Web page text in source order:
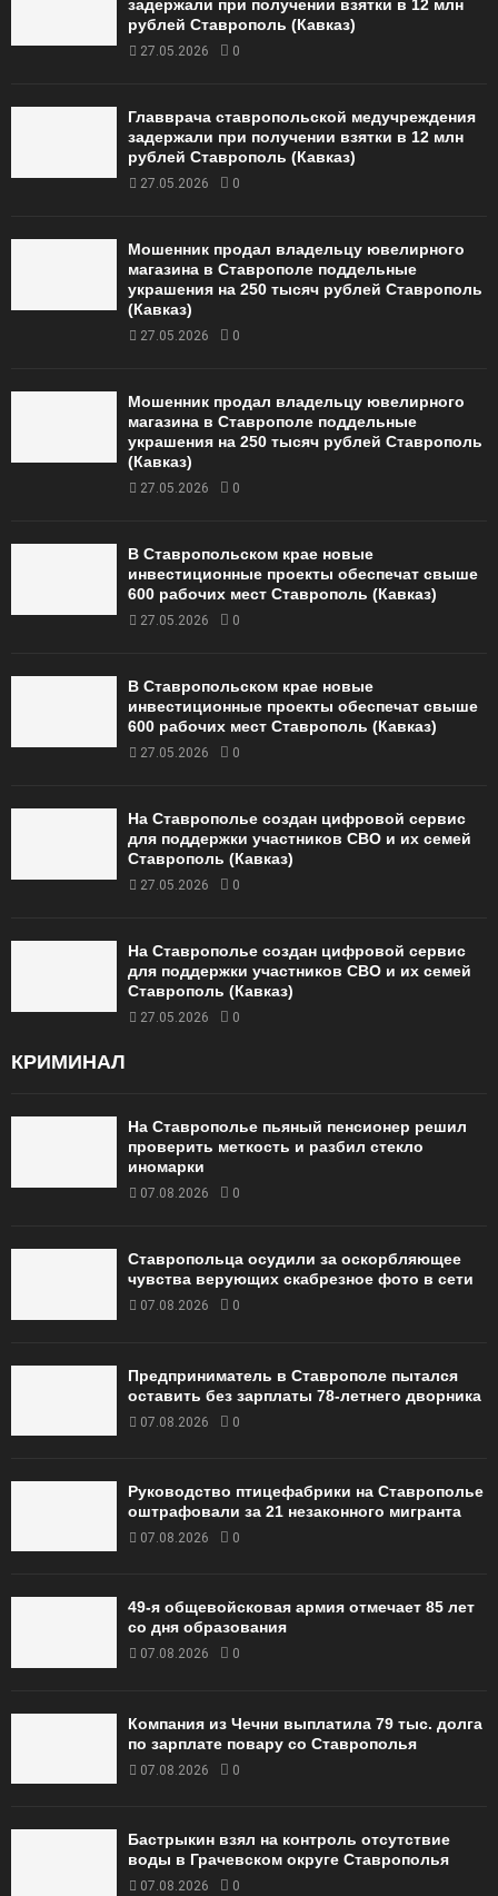
задержали при получении взятки в 12 млн
рублей Ставрополь (Кавказ)
27.05.2026 0
Главврача ставропольской медучреждения
задержали при получении взятки в 12 млн
рублей Ставрополь (Кавказ)
27.05.2026 0
Мошенник продал владельцу ювелирного
магазина в Ставрополе поддельные
украшения на 250 тысяч рублей Ставрополь
(Кавказ)
27.05.2026 0
Мошенник продал владельцу ювелирного
магазина в Ставрополе поддельные
украшения на 250 тысяч рублей Ставрополь
(Кавказ)
27.05.2026 0
В Ставропольском крае новые
инвестиционные проекты обеспечат свыше
600 рабочих мест Ставрополь (Кавказ)
27.05.2026 0
В Ставропольском крае новые
инвестиционные проекты обеспечат свыше
600 рабочих мест Ставрополь (Кавказ)
27.05.2026 0
На Ставрополье создан цифровой сервис
для поддержки участников СВО и их семей
Ставрополь (Кавказ)
27.05.2026 0
На Ставрополье создан цифровой сервис
для поддержки участников СВО и их семей
Ставрополь (Кавказ)
27.05.2026 0
КРИМИНАЛ
На Ставрополье пьяный пенсионер решил
проверить меткость и разбил стекло
иномарки
07.08.2026 0
Ставропольца осудили за оскорбляющее
чувства верующих скабрезное фото в сети
07.08.2026 0
Предприниматель в Ставрополе пытался
оставить без зарплаты 78-летнего дворника
07.08.2026 0
Руководство птицефабрики на Ставрополье
оштрафовали за 21 незаконного мигранта
07.08.2026 0
49‑я общевойсковая армия отмечает 85 лет
со дня образования
07.08.2026 0
Компания из Чечни выплатила 79 тыс. долга
по зарплате повару со Ставрополья
07.08.2026 0
Бастрыкин взял на контроль отсутствие
воды в Грачевском округе Ставрополья
07.08.2026 0